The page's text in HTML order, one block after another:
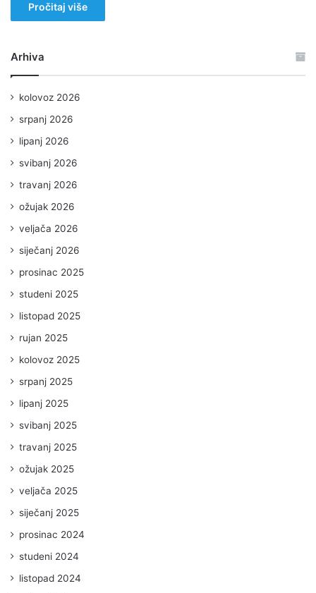
Pročitaj više
Arhiva
kolovoz 2026
srpanj 2026
lipanj 2026
svibanj 2026
travanj 2026
ožujak 2026
veljača 2026
siječanj 2026
prosinac 2025
studeni 2025
listopad 2025
rujan 2025
kolovoz 2025
srpanj 2025
lipanj 2025
svibanj 2025
travanj 2025
ožujak 2025
veljača 2025
siječanj 2025
prosinac 2024
studeni 2024
listopad 2024